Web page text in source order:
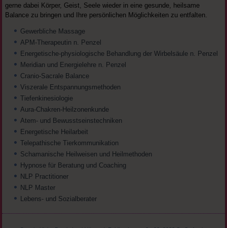
gerne dabei Körper, Geist, Seele wieder in eine gesunde, heilsame
Balance zu bringen und Ihre persönlichen Möglichkeiten zu entfalten.
Gewerbliche Massage
APM-Therapeutin n. Penzel
Energetische-physiologische Behandlung der Wirbelsäule n. Penzel
Meridian und Energielehre n. Penzel
Cranio-Sacrale Balance
Viszerale Entspannungsmethoden
Tiefenkinesiologie
Aura-Chakren-Heilzonenkunde
Atem- und Bewusstseinstechniken
Energetische Heilarbeit
Telepathische Tierkommunikation
Schamanische Heilweisen und Heilmethoden
Hypnose für Beratung und Coaching
NLP Practitioner
NLP Master
Lebens- und Sozialberater